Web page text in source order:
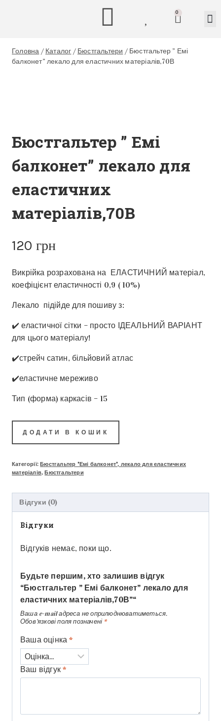
0
Головна / Каталог / Бюстгальтери / Бюстгальтер ” Емі
балконет” лекало для еластичних матеріалів,70В
Бюстгальтер ” Емі
балконет” лекало для
еластичних
матеріалів,70В
120 грн
Викрійка розрахована на ЕЛАСТИЧНИЙ матеріал,
коефіцієнт еластичності 0,9 ( 10%)
Лекало підійде для пошиву з:
✔️ еластичної сітки – просто ІДЕАЛЬНИЙ ВАРІАНТ
для цього матеріалу!
✔️стрейч сатин, більйовий атлас
✔️еластичне мереживо
Тип (форма) каркасів – 15
ДОДАТИ В КОШИК
Категорії:Бюстгальтер "Емі балконет", лекало для еластичних
матеріалів,Бюстгальтери
Відгуки (0)
Відгуки
Відгуків немає, поки що.
Будьте першим, хто залишив відгук
“Бюстгальтер ” Емі балконет” лекало для
еластичних матеріалів,70В”“
Ваша e-mail адреса не оприлюднюватиметься.
Обов’язкові поля позначені *
Ваша оцінка*
Ваш відгук*